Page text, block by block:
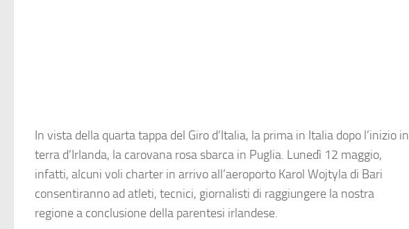
In vista della quarta tappa del Giro d’Italia, la prima in Italia dopo l’inizio in
terra d’Irlanda, la carovana rosa sbarca in Puglia. Lunedì 12 maggio,
infatti, alcuni voli charter in arrivo all’aeroporto Karol Wojtyla di Bari
consentiranno ad atleti, tecnici, giornalisti di raggiungere la nostra
regione a conclusione della parentesi irlandese.